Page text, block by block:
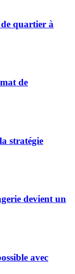
quartier à
de
stratégie
devient un
avec